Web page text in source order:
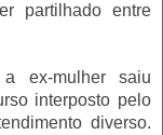
partilhado entre
ex-mulher saiu
interposto pelo
diverso.